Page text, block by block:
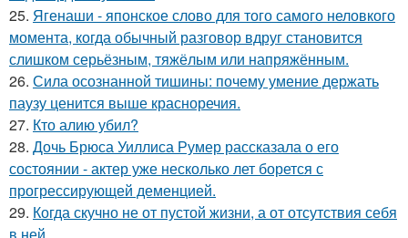
25. Ягенаши - японское слово для того самого неловкого
момента, когда обычный разговор вдруг становится
слишком серьёзным, тяжёлым или напряжённым.
26. Сила осознанной тишины: почему умение держать
паузу ценится выше красноречия.
27. Кто алию убил?
28. Дочь Брюса Уиллиса Румер рассказала о его
состоянии - актер уже несколько лет борется с
прогрессирующей деменцией.
29. Когда скучно не от пустой жизни, а от отсутствия себя
в ней.